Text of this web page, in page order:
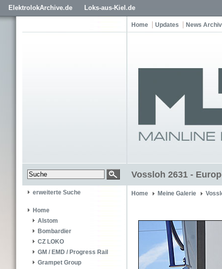
ElektrolokArchive.de Loks-aus-Kiel.de
Home Updates News Archiv
Vossloh 2631 -
erweiterte Suche
Home
Alstom
Bombardier
CZ LOKO
GM / EMD / Progress Rail
Grampet Group
Home Meine Galerie